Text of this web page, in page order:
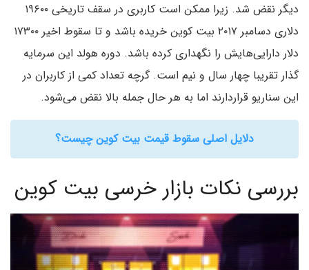
دیگر نقض شد. زیرا ممکن است کاربری در سقف تاریخی ۱۹۶۰۰
دلاری دسامبر ۲۰۱۷ بیت کوین خریده باشد و تا سقوط اخیر ۱۷۳۰۰
دلار دارایی‌هایش را نگهداری کرده باشد. دوره هولد این سرمایه
گذار تقریبا چهار سال و نیم است. گرچه تعداد کمی از کاربران در
این سناریو قرار‌دارند اما به هر حال جمله بالا نقض می‌شود.
دلایل اصلی سقوط قیمت بیت کوین چیست؟
بررسی نکات بازار خرسی بیت کوین